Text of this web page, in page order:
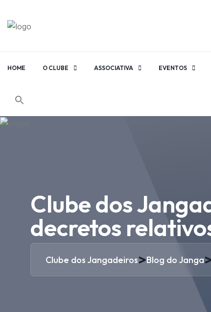
HOME O CLUBE ASSOCIATIVA EVENTOS
Clube dos
decretos
Clube dos Jangadeiros>Blog do Janga